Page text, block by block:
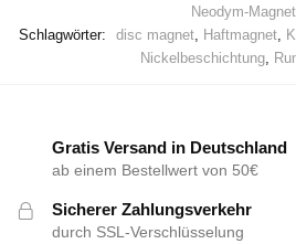
Neodym-
Schlagwörter:
disc magnet, Haftmagnet,
Nickelbeschichtung,
Gratis Versand in Deutschland
ab einem Bestellwert von 50€
Sicherer Zahlungsverkehr
durch SSL-Verschlüsselung